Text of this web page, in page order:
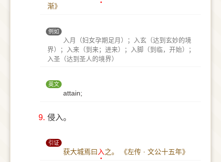
渐》
例如
入月（妇女孕期足月）；入玄（达到玄妙的境
界）；入来（到来；进来）；入脚（到临，开始）；
入圣（达到圣人的境界）
英文
attain;
9. 侵入。
引证
获大城焉曰 入之。 《左传 · 文公十五年》